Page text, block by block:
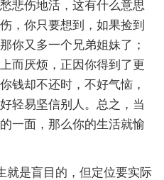
悲伤地活，这有什么意思
，你只要想到，如果捡到
你又多一个兄弟姐妹了；
而厌烦，正因你得到了更
钱却不还时，不好气恼，
轻易坚信别人。总之，当
一面，那么你的生活就愉
就是盲目的，但定位要实际